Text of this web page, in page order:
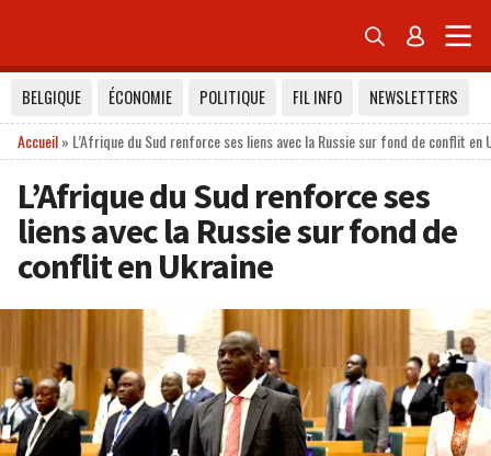
 
BELGIQUE ÉCONOMIE POLITIQUE FIL INFO
NEWSLETTERS
Accueil» L’Afrique du Sud renforce ses liens avec la Russie sur fond de conflit en
L’Afrique du Sud renforce ses
liens avec la Russie sur fond de
conflit en Ukraine